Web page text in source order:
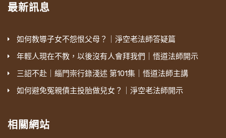
功德沒有這麼殊勝，就是請吃飯。所以他為什麼
道？『轉更資薦』，就是後續的，脫離餓鬼道，
後續就再加強給他母親超薦，「資」就是說資
強修福。所以不只超度他母親到人道，而且『遂
度，我們讀《地藏經》，我們淨老和尚在講席當
人，師父死了以後，他對師父的教導，他的信仰
在了，還是依照師長的教訓，信受奉行。這是古
人，舉出古人。「今日做弟子的」，今日就是在
今天，蓮池大師講「今日」是在明朝。我們現在
講「今日」是在民國，這個差四、五百年了。今
做弟子的，「師父還沒死」，這個師父還在，他
的「信仰就動搖改變了」，他對師父就失去信心
最新訊息
如何教導子女不怨恨父母？｜淨空老法師答疑篇
年輕人現在不教，以後沒有人會拜我們｜悟道法師開示
三詔不赴｜緇門崇行錄淺述 第101集｜悟道法師主講
如何避免冤親債主投胎做兒女？｜淨空老法師開示
相關網站